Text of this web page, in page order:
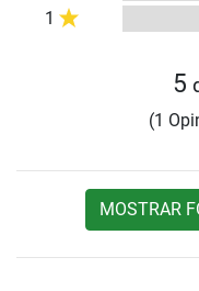
1
5
(1
MOSTRAR